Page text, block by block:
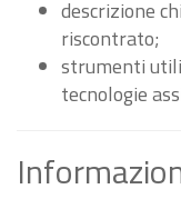
descrizione
riscontrato;
strumenti
tecnologie